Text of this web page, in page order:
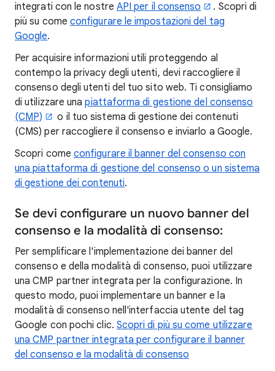
integrati con le nostre API per il consenso
. Scopri di
più su come configurare le impostazioni del tag
Google.
Per acquisire informazioni utili proteggendo al
contempo la privacy degli utenti, devi raccogliere il
consenso degli utenti del tuo sito web. Ti consigliamo
di utilizzare unapiattaforma di gestione del consenso
(CMP)
o il tuo sistema di gestione dei contenuti
(CMS) per raccogliere il consenso e inviarlo a Google.
Scopri come configurare il banner del consenso con
una piattaforma di gestione del consenso o un sistema
di gestione dei contenuti.
Se devi configurare un nuovo banner del
consenso e la modalità di consenso:
Per semplificare l'implementazione dei banner del
consenso e della modalità di consenso, puoi utilizzare
una CMP partner integrata per la configurazione. In
questo modo, puoi implementare un banner e la
modalità di consenso nell'interfaccia utente del tag
Google con pochi clic. Scopri di più su come utilizzare
una CMP partner integrata per configurare il banner
del consenso e la modalità di consenso